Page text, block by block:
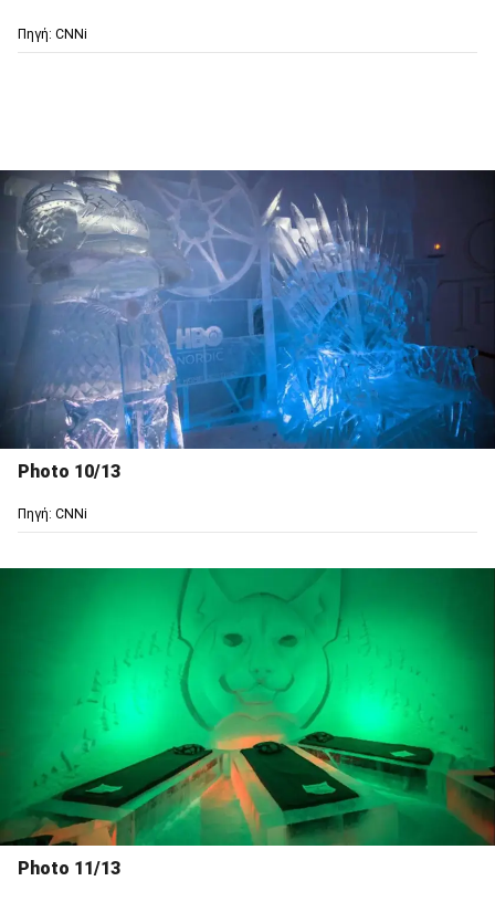
Πηγή: CNNi
Photo 10/13
Πηγή: CNNi
Photo 11/13